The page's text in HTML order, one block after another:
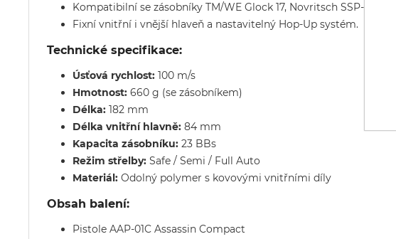
Kompatibilní se zásobníky TM/WE Glock 17, Novritsch SSP-18 a s
Fixní vnitřní i vnější hlaveň a nastavitelný Hop-Up systém.
Technické specifikace:
Úsťová rychlost: 100 m/s
Hmotnost: 660 g (se zásobníkem)
Délka: 182 mm
Délka vnitřní hlavně: 84 mm
Kapacita zásobníku: 23 BBs
Režim střelby: Safe / Semi / Full Auto
Materiál: Odolný polymer s kovovými vnitřními díly
Obsah balení:
Pistole AAP-01C Assassin Compact